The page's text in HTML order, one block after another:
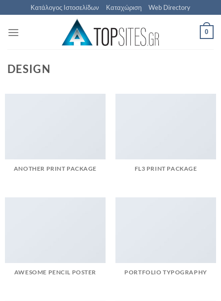
Μετάβαση
στο
περιεχόμενο
Κατάλογος Ιστοσελίδων Καταχώριση Web Directory
0
DESIGN
ANOTHER PRINT PACKAGE FL3 PRINT PACKAGE
AWESOME PENCIL POSTER PORTFOLIO TYPOGRAPHY